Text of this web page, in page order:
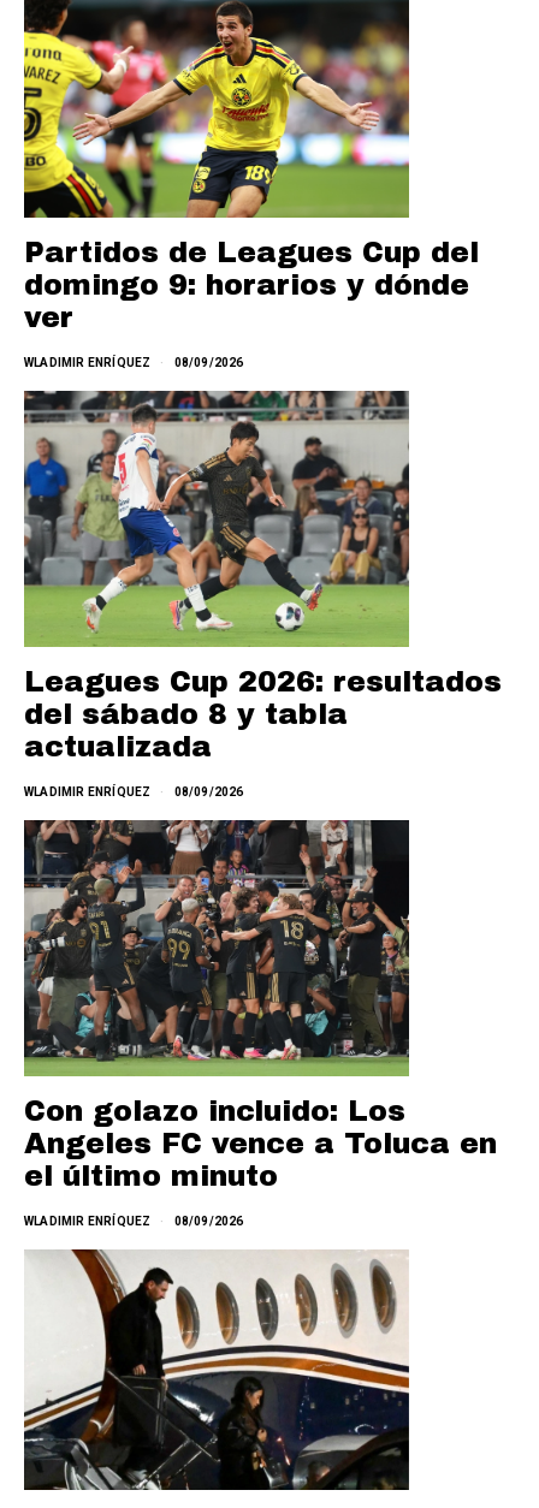
Partidos de Leagues Cup del
domingo 9: horarios y dónde
ver
WLADIMIR ENRÍQUEZ 08/09/2026
Leagues Cup 2026: resultados
del sábado 8 y tabla
actualizada
WLADIMIR ENRÍQUEZ 08/09/2026
Con golazo incluido: Los
Angeles FC vence a Toluca en
el último minuto
WLADIMIR ENRÍQUEZ 08/09/2026